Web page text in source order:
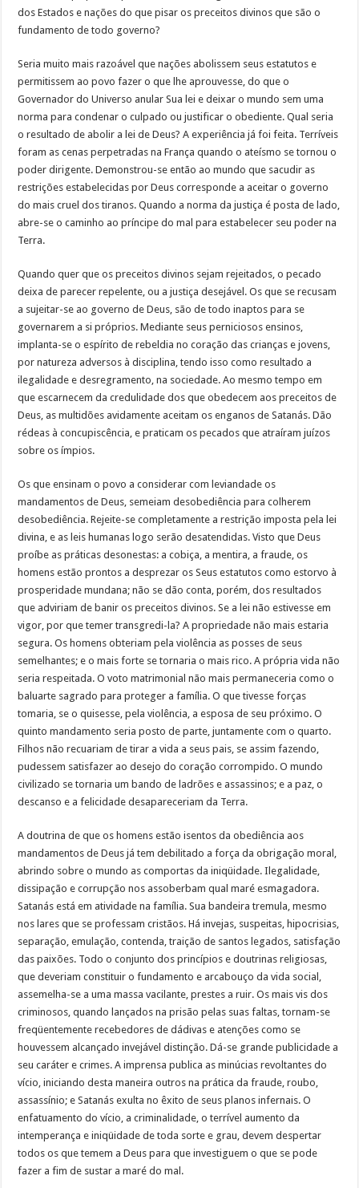
dos Estados e nações do que pisar os preceitos divinos que são o
fundamento de todo governo?
Seria muito mais razoável que nações abolissem seus estatutos e
permitissem ao povo fazer o que lhe aprouvesse, do que o
Governador do Universo anular Sua lei e deixar o mundo sem uma
norma para condenar o culpado ou justificar o obediente. Qual seria
o resultado de abolir a lei de Deus? A experiência já foi feita. Terríveis
foram as cenas perpetradas na França quando o ateísmo se tornou o
poder dirigente. Demonstrou-se então ao mundo que sacudir as
restrições estabelecidas por Deus corresponde a aceitar o governo
do mais cruel dos tiranos. Quando a norma da justiça é posta de lado,
abre-se o caminho ao príncipe do mal para estabelecer seu poder na
Terra.
Quando quer que os preceitos divinos sejam rejeitados, o pecado
deixa de parecer repelente, ou a justiça desejável. Os que se recusam
a sujeitar-se ao governo de Deus, são de todo inaptos para se
governarem a si próprios. Mediante seus perniciosos ensinos,
implanta-se o espírito de rebeldia no coração das crianças e jovens,
por natureza adversos à disciplina, tendo isso como resultado a
ilegalidade e desregramento, na sociedade. Ao mesmo tempo em
que escarnecem da credulidade dos que obedecem aos preceitos de
Deus, as multidões avidamente aceitam os enganos de Satanás. Dão
rédeas à concupiscência, e praticam os pecados que atraíram juízos
sobre os ímpios.
Os que ensinam o povo a considerar com leviandade os
mandamentos de Deus, semeiam desobediência para colherem
desobediência. Rejeite-se completamente a restrição imposta pela lei
divina, e as leis humanas logo serão desatendidas. Visto que Deus
proíbe as práticas desonestas: a cobiça, a mentira, a fraude, os
homens estão prontos a desprezar os Seus estatutos como estorvo à
prosperidade mundana; não se dão conta, porém, dos resultados
que adviriam de banir os preceitos divinos. Se a lei não estivesse em
vigor, por que temer transgredi-la? A propriedade não mais estaria
segura. Os homens obteriam pela violência as posses de seus
semelhantes; e o mais forte se tornaria o mais rico. A própria vida não
seria respeitada. O voto matrimonial não mais permaneceria como o
baluarte sagrado para proteger a família. O que tivesse forças
tomaria, se o quisesse, pela violência, a esposa de seu próximo. O
quinto mandamento seria posto de parte, juntamente com o quarto.
Filhos não recuariam de tirar a vida a seus pais, se assim fazendo,
pudessem satisfazer ao desejo do coração corrompido. O mundo
civilizado se tornaria um bando de ladrões e assassinos; e a paz, o
descanso e a felicidade desapareceriam da Terra.
A doutrina de que os homens estão isentos da obediência aos
mandamentos de Deus já tem debilitado a força da obrigação moral,
abrindo sobre o mundo as comportas da iniqüidade. Ilegalidade,
dissipação e corrupção nos assoberbam qual maré esmagadora.
Satanás está em atividade na família. Sua bandeira tremula, mesmo
nos lares que se professam cristãos. Há invejas, suspeitas, hipocrisias,
separação, emulação, contenda, traição de santos legados, satisfação
das paixões. Todo o conjunto dos princípios e doutrinas religiosas,
que deveriam constituir o fundamento e arcabouço da vida social,
assemelha-se a uma massa vacilante, prestes a ruir. Os mais vis dos
criminosos, quando lançados na prisão pelas suas faltas, tornam-se
freqüentemente recebedores de dádivas e atenções como se
houvessem alcançado invejável distinção. Dá-se grande publicidade a
seu caráter e crimes. A imprensa publica as minúcias revoltantes do
vício, iniciando desta maneira outros na prática da fraude, roubo,
assassínio; e Satanás exulta no êxito de seus planos infernais. O
enfatuamento do vício, a criminalidade, o terrível aumento da
intemperança e iniqüidade de toda sorte e grau, devem despertar
todos os que temem a Deus para que investiguem o que se pode
fazer a fim de sustar a maré do mal.